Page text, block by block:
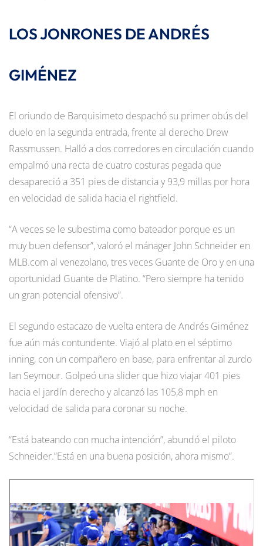
LOS JONRONES DE ANDRÉS
GIMÉNEZ
El oriundo de Barquisimeto despachó su primer obús del
duelo en la segunda entrada, frente al derecho Drew
Rassmussen. Halló a dos corredores en circulación cuando
empalmó una recta de cuatro costuras pegada que
desapareció a 351 pies de distancia y 93,9 millas por hora
en velocidad de salida hacia el rightfield.
“A veces se le subestima como bateador porque es un
muy buen defensor”, valoró el mánager John Schneider en
MLB.com al venezolano, tres veces Guante de Oro y en una
oportunidad Guante de Platino. “Pero siempre ha tenido
un gran potencial ofensivo”.
El segundo estacazo de vuelta entera de Andrés Giménez
fue aún más contundente. Viajó al plato en el séptimo
inning, con un compañero en base, para enfrentar al zurdo
Ian Seymour. Golpeó una slider que hizo viajar 401 pies
hacia el jardín derecho y alcanzó las 105,8 mph en
velocidad de salida para coronar su noche.
“Está bateando con mucha intención”, abundó el piloto
Schneider.”Está en una buena posición, ahora mismo”.